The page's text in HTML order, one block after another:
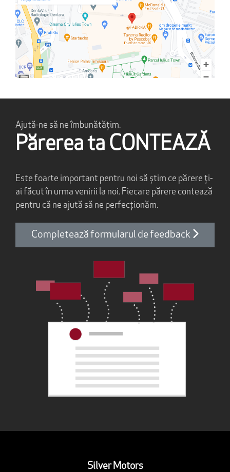
Ajută-ne să ne îmbunătățim.
Părerea ta CONTEAZĂ
Este foarte important pentru noi să știm ce părere ți-
ai făcut în urma venirii la noi. Fiecare părere contează
pentru că ne ajută să ne perfecționăm.
Completează formularul de feedback
Silver Motors